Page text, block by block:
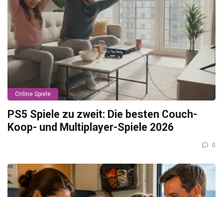
Online Spiele
PS5 Spiele zu zweit: Die besten Couch-
Koop- und Multiplayer-Spiele 2026
0